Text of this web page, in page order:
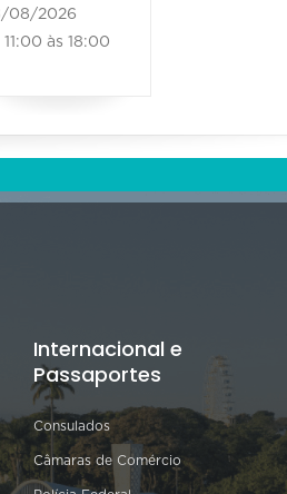
08/2026
às 18:00
Internacional e
Passaportes
Consulados
Câmaras de Comércio